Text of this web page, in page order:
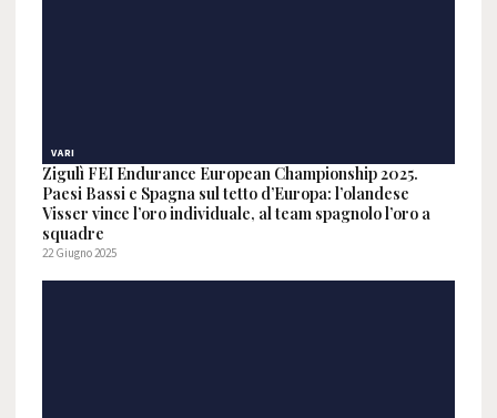
VARI
Zigulì FEI Endurance European Championship 2025.
Paesi Bassi e Spagna sul tetto d’Europa: l’olandese
Visser vince l’oro individuale, al team spagnolo l’oro a
squadre
22 Giugno 2025